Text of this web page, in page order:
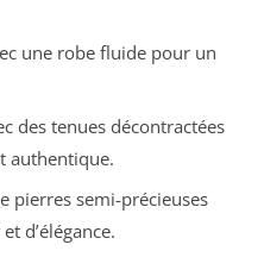
une robe fluide pour un
des tenues décontractées
authentique.
pierres semi-précieuses
d’élégance.